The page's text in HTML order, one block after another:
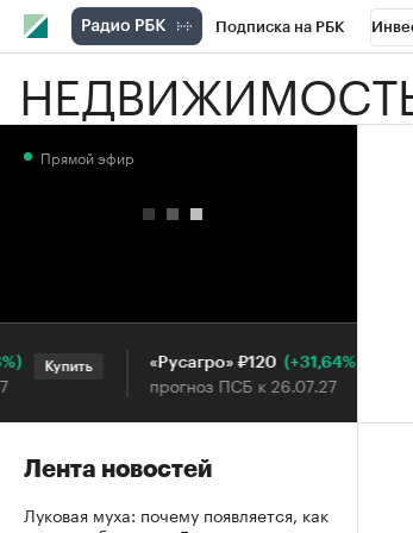
Подписка на РБК
РБК Вино Спорт
Прямой эфир
Купить «Русагро» ₽120 (+31,64%)
прогноз ПСБ к 26.07.27
Купить
Лента новостей
Луковая муха: почему появляется, как